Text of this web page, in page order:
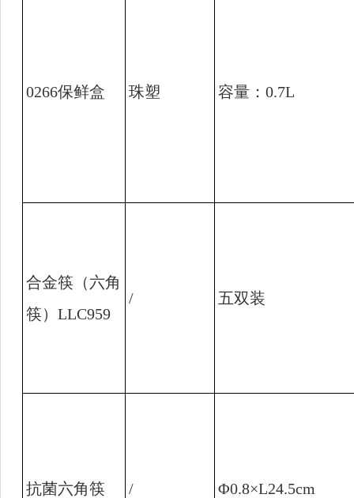
0266保鲜盒 珠塑 容量： 0.7L
合金筷（六角
筷） LLC959
/ 五双装
抗菌六角筷 / Φ0.8×L24.5cm